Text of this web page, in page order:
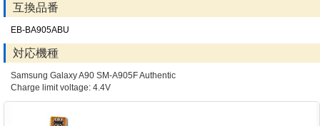
互換品番
EB-BA905ABU
対応機種
Samsung Galaxy A90 SM-A905F Authentic
Charge limit voltage: 4.4V